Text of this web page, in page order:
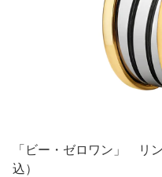
「ビー・ゼロワン」
込）